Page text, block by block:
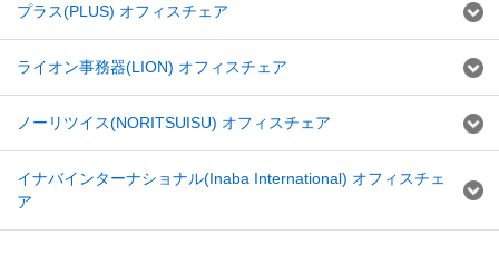
プラス(PLUS) オフィスチェア
ライオン事務器(LION) オフィスチェア
ノーリツイス(NORITSUISU) オフィスチェア
イナバインターナショナル(Inaba International) オフィスチェ
ア